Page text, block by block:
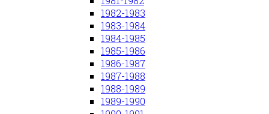
1982-1983
1983-1984
1984-1985
1985-1986
1986-1987
1987-1988
1988-1989
1989-1990